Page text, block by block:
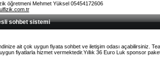
öğretmeni Mehmet Yüksel 05454172606
sohbet sistemi
ait çok uygun fiyata sohbet ve iletişim odası açabilirsiniz.
fiyatlarla hizmet vermektedir.Yıllık 36 Euro Luk sponsor